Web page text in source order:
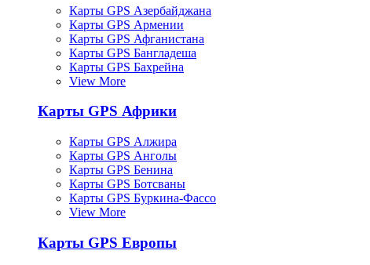
Карты GPS Азербайджана
Карты GPS Армении
Карты GPS Афганистана
Карты GPS Бангладеша
Карты GPS Бахрейна
View More
Карты GPS Африки
Карты GPS Алжира
Карты GPS Анголы
Карты GPS Бенина
Карты GPS Ботсваны
Карты GPS Буркина-Фассо
View More
Карты GPS Европы